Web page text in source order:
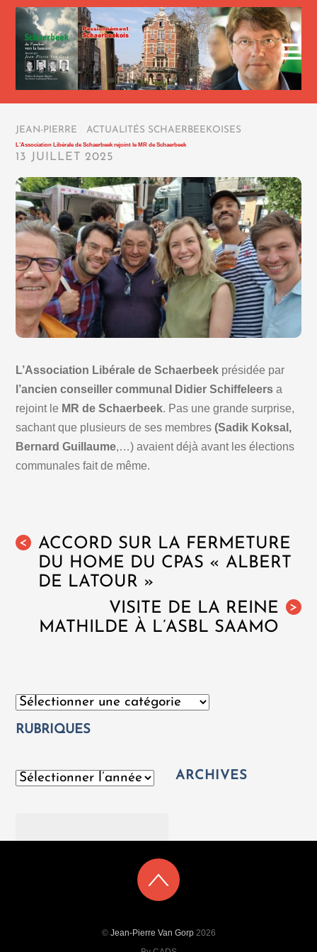
JEAN-PIERRE ACTUALITÉS SCHAERBEEKOISES
L’Association Libérale de Schaerbeek rejoint le MR de Schaerbeek
13 JUILLET 2025
L’Association Libérale de Schaerbeek présidée par
l’ancien conseiller communal Didier Schiffeleers a
rejoint le MR de Schaerbeek. Pas une grande surprise,
sachant que plusieurs de ses membres(Sadik Koksal,
Bernard Guillaume,…) avaient déjà avant les élections
communales fait de même.
<
ACCORD SUR LA FERMETURE
DU HOME DU CPAS « ALBERT
DE LATOUR »
>
VISITE DE LA REINE
MATHILDE À L’ASBL SAAMO
Catégories
RUBRIQUES
Archives ARCHIVES
© Jean-Pierre Van Gorp2026